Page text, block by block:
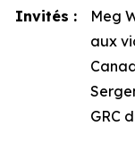
Invités :
Meg
aux
GRC